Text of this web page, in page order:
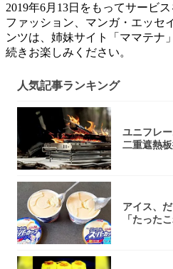
2019年6月13日をもってサービ
ファッション、マンガ・エッセ
ンツは、姉妹サイト「ママテナ
続きお楽しみください。
人気記事ランキング
ユニフレ
二重遮熱
アイス、
「たった